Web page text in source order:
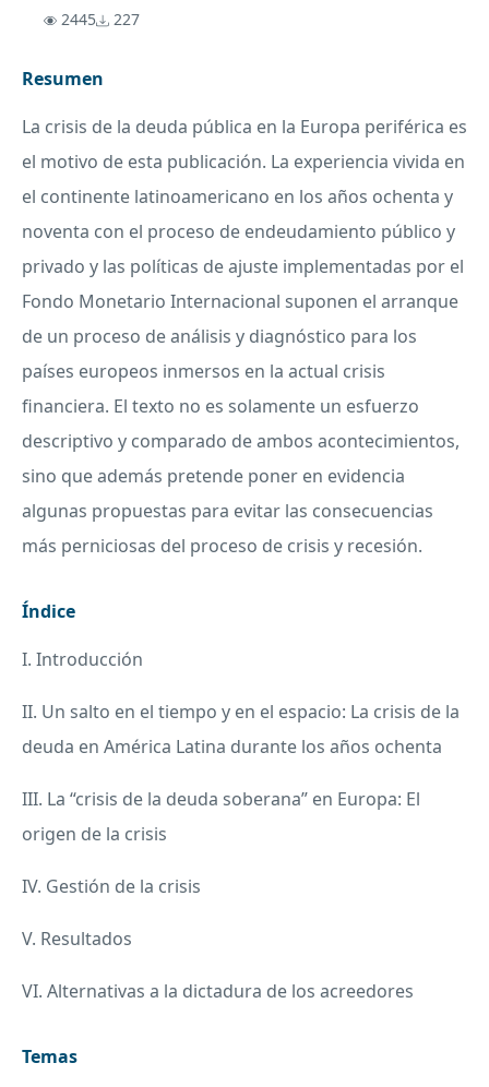
2445 227
Resumen
La crisis de la deuda pública en la Europa periférica es
el motivo de esta publicación. La experiencia vivida en
el continente latinoamericano en los años ochenta y
noventa con el proceso de endeudamiento público y
privado y las políticas de ajuste implementadas por el
Fondo Monetario Internacional suponen el arranque
de un proceso de análisis y diagnóstico para los
países europeos inmersos en la actual crisis
financiera. El texto no es solamente un esfuerzo
descriptivo y comparado de ambos acontecimientos,
sino que además pretende poner en evidencia
algunas propuestas para evitar las consecuencias
más perniciosas del proceso de crisis y recesión.
Índice
I. Introducción
II. Un salto en el tiempo y en el espacio: La crisis de la
deuda en América Latina durante los años ochenta
III. La “crisis de la deuda soberana” en Europa: El
origen de la crisis
IV. Gestión de la crisis
V. Resultados
VI. Alternativas a la dictadura de los acreedores
Temas